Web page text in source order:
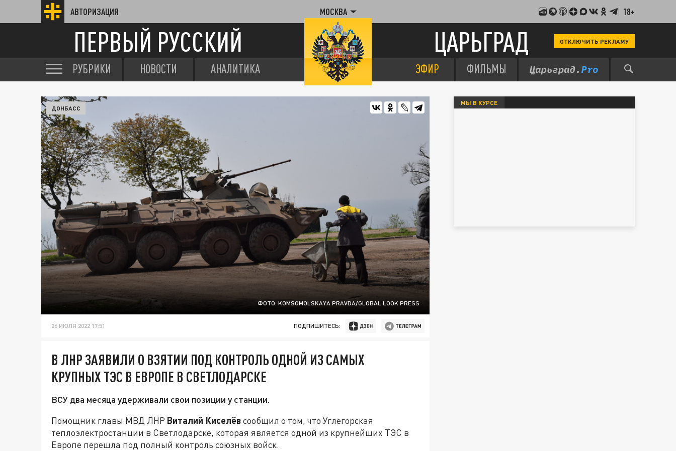
АВТОРИЗАЦИЯ МОСКВА 18+
ПЕРВЫЙ РУССКИЙ ЦАРЬГРАД ОТКЛЮЧИТЬ РЕКЛАМУ
РУБРИКИ НОВОСТИ АНАЛИТИКА ЭФИР ФИЛЬМЫ
ФОТО: KOMSOMOLSKAYA PRAVDA/GLOBAL LOOK PRESS
ДОНБАСС
26 ИЮЛЯ 2022 17:51 ПОДПИШИТЕСЬ:
В ЛНР ЗАЯВИЛИ О ВЗЯТИИ ПОД КОНТРОЛЬ ОДНОЙ ИЗ САМЫХ
КРУПНЫХ ТЭС В ЕВРОПЕ В СВЕТЛОДАРСКЕ
ВСУ два месяца удерживали свои позиции у станции.
Помощник главы МВД ЛНР Виталий Киселёвсообщил о том, что Углегорская
теплоэлектростанции в Светлодарске, которая является одной из крупнейших ТЭС в
Европе перешла под полный контроль союзных войск.
МЫ В КУРСЕ